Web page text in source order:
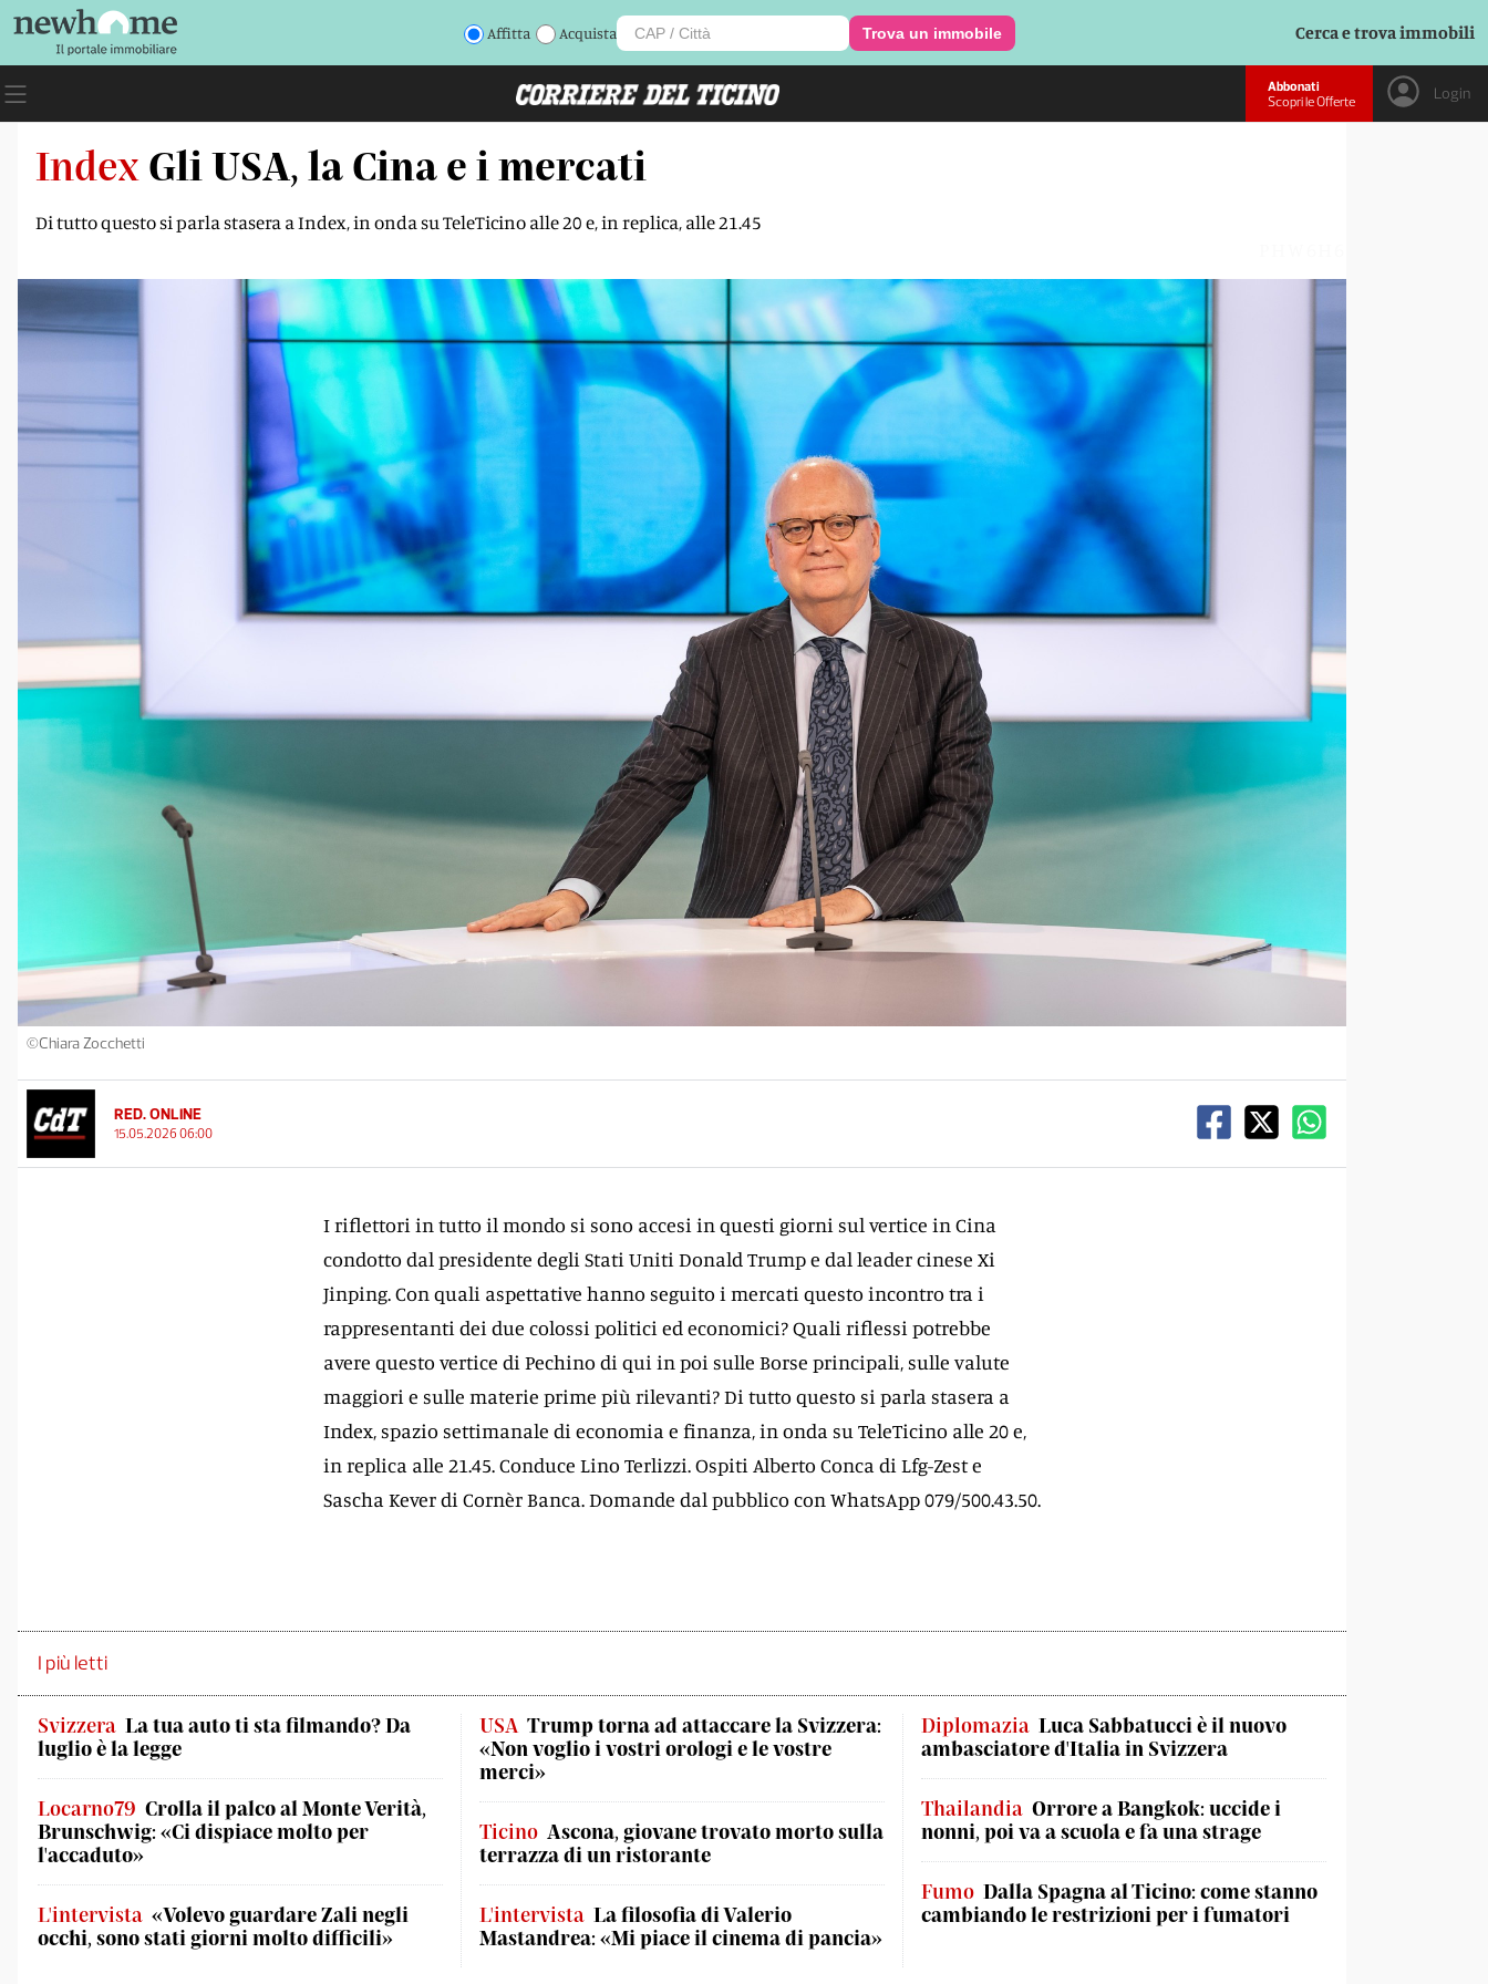
Affitta Acquista Trova un immobile Cerca e trova immobili
Abbonati
Scopri le Offerte
Login
Index Gli USA, la Cina e i mercati
Di tutto questo si parla stasera a Index, in onda su TeleTicino alle 20 e, in replica, alle 21.45
©Chiara Zocchetti
RED. ONLINE
15.05.2026 06:00
I riflettori in tutto il mondo si sono accesi in questi giorni sul vertice in Cina
condotto dal presidente degli Stati Uniti Donald Trump e dal leader cinese Xi
Jinping. Con quali aspettative hanno seguito i mercati questo incontro tra i
rappresentanti dei due colossi politici ed economici? Quali riflessi potrebbe
avere questo vertice di Pechino di qui in poi sulle Borse principali, sulle valute
maggiori e sulle materie prime più rilevanti? Di tutto questo si parla stasera a
Index, spazio settimanale di economia e finanza, in onda su TeleTicino alle 20 e,
in replica alle 21.45. Conduce Lino Terlizzi. Ospiti Alberto Conca di Lfg-Zest e
Sascha Kever di Cornèr Banca. Domande dal pubblico con WhatsApp 079/500.43.50.
I più letti
Svizzera La tua auto ti sta filmando? Da
luglio è la legge
Locarno79 Crolla il palco al Monte Verità,
Brunschwig: «Ci dispiace molto per
l'accaduto»
L'intervista «Volevo guardare Zali negli
occhi, sono stati giorni molto difficili»
USA Trump torna ad attaccare la Svizzera:
«Non voglio i vostri orologi e le vostre
merci»
Ticino Ascona, giovane trovato morto sulla
terrazza di un ristorante
L'intervista La filosofia di Valerio
Mastandrea: «Mi piace il cinema di pancia»
Diplomazia Luca Sabbatucci è il nuovo
ambasciatore d'Italia in Svizzera
Thailandia Orrore a Bangkok: uccide i
nonni, poi va a scuola e fa una strage
Fumo Dalla Spagna al Ticino: come stanno
cambiando le restrizioni per i fumatori